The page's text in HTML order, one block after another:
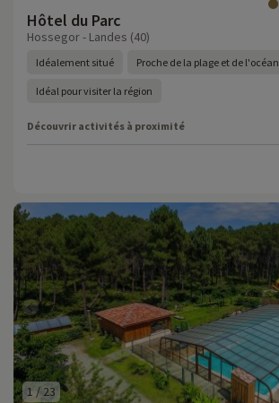
Hôtel du Parc
Hossegor - Landes (40)
Idéalement situé Proche de la plage et de l'océan
Idéal pour visiter la région
Découvrir activités à proximité
1/ 23